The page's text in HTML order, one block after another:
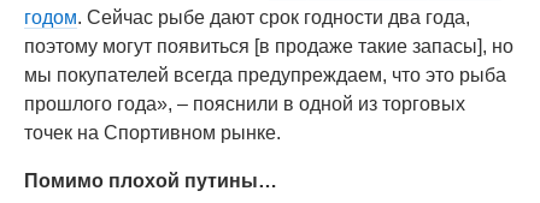
годом. Сейчас рыбе дают срок годности два года,
поэтому могут появиться [в продаже такие запасы], но
мы покупателей всегда предупреждаем, что это рыба
прошлого года», – пояснили в одной из торговых
точек на Спортивном рынке.
Помимо плохой путины…